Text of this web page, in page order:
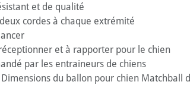
et de qualité
cordes à chaque extrémité
et à rapporter pour le chien
par les entraineurs de chiens
du ballon pour chien Matchball